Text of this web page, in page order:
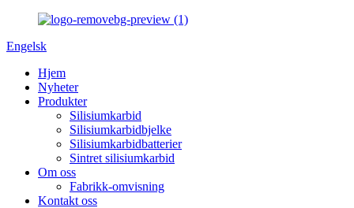
Engelsk
Hjem
Nyheter
Produkter
Silisiumkarbid
Silisiumkarbidbjelke
Silisiumkarbidbatterier
Sintret silisiumkarbid
Om oss
Fabrikk-omvisning
Kontakt oss